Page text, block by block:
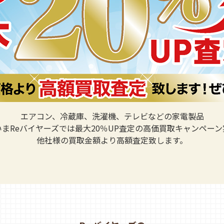
エアコン、冷蔵庫、洗濯機、テレビなどの家電製品
Reバイヤーズでは最大20％UP査定の高価買取キャンペー
他社様の買取金額より高額査定致します。